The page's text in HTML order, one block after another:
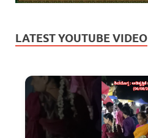
LATEST YOUTUBE VIDEO